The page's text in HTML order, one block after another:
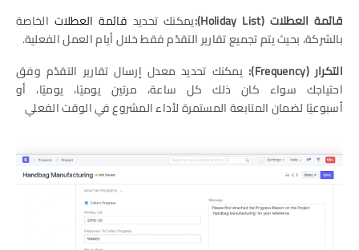
قائمة العطلات(Holiday List): يمكنك تحديد قائمة العطلات الخاصة
بالشركة، بحيث يتم تجميع تقارير التقدّم فقط خلال أيام العمل الفعلية.
التكرار(Frequency):
يمكنك تحديد معدل إرسال تقارير التقدّم وفق
احتياجك سواء كان ذلك كل ساعة، مرتين يوميًا، يوميًا، أو
أسبوعيًا لضمان المتابعة المستمرة لأداء المشروع في الوقت الفعلي